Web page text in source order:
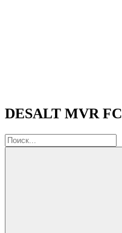
DESALT MVR FC